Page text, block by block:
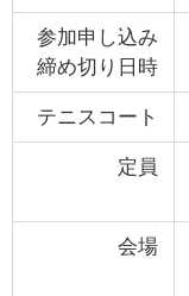
参加申し込み
締め切り日時
テニスコート
定員
会場